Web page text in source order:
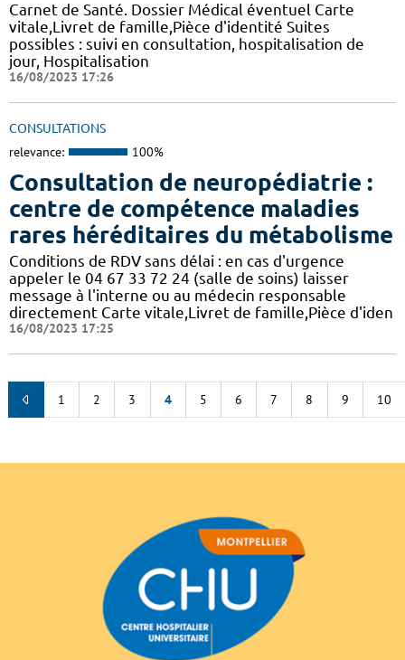
Carnet de Santé. Dossier Médical éventuel Carte
vitale,Livret de famille,Pièce d'identité Suites
possibles : suivi en consultation, hospitalisation de
jour, Hospitalisation
16/08/2023 17:26
CONSULTATIONS
relevance: 100%
Consultation de neuropédiatrie :
centre de compétence maladies
rares héréditaires du métabolisme
Conditions de RDV sans délai : en cas d'urgence
appeler le 04 67 33 72 24 (salle de soins) laisser
message à l'interne ou au médecin responsable
directement Carte vitale,Livret de famille,Pièce d'iden
16/08/2023 17:25
1 2 3 4 5 6 7 8 9 10